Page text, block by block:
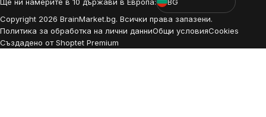
Copyright 2026 BrainMarket.bg. Всички права запазени.
Политика за обработка на лични данниОбщи условияCookies
Създадено от Shoptet Premium